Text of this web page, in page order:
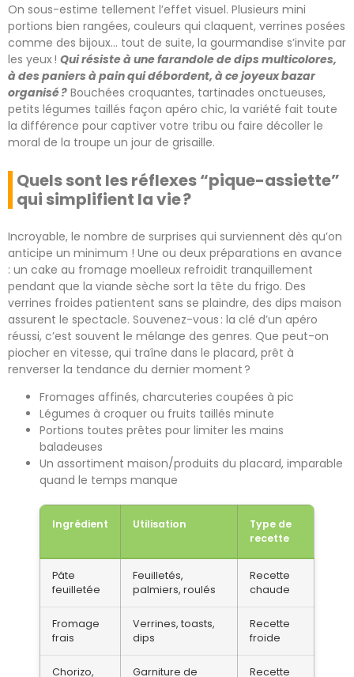
On sous-estime tellement l’effet visuel. Plusieurs mini
portions bien rangées, couleurs qui claquent, verrines posées
comme des bijoux… tout de suite, la gourmandise s’invite par
les yeux ! Qui résiste à une farandole de dips multicolores,
à des paniers à pain qui débordent, à ce joyeux bazar
organisé ? Bouchées croquantes, tartinades onctueuses,
petits légumes taillés façon apéro chic, la variété fait toute
la différence pour captiver votre tribu ou faire décoller le
moral de la troupe un jour de grisaille.
Quels sont les réflexes “pique-assiette”
qui simplifient la vie ?
Incroyable, le nombre de surprises qui surviennent dès qu’on
anticipe un minimum ! Une ou deux préparations en avance
: un cake au fromage moelleux refroidit tranquillement
pendant que la viande sèche sort la tête du frigo. Des
verrines froides patientent sans se plaindre, des dips maison
assurent le spectacle. Souvenez-vous : la clé d’un apéro
réussi, c’est souvent le mélange des genres. Que peut-on
piocher en vitesse, qui traîne dans le placard, prêt à
renverser la tendance du dernier moment ?
Fromages affinés, charcuteries coupées à pic
Légumes à croquer ou fruits taillés minute
Portions toutes prêtes pour limiter les mains
baladeuses
Un assortiment maison/produits du placard, imparable
quand le temps manque
Ingrédient Utilisation
Type de
recette
Pâte
feuilletée
Feuilletés,
palmiers, roulés
Recette
chaude
Fromage
frais
Verrines, toasts,
dips
Recette
froide
Chorizo, Garniture de Recette